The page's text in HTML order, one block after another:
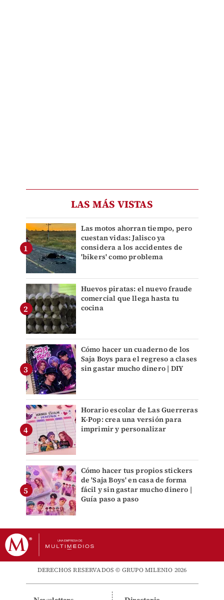
LAS MÁS VISTAS
Las motos ahorran tiempo, pero
cuestan vidas: Jalisco ya
considera a los accidentes de
'bikers' como problema
Huevos piratas: el nuevo fraude
comercial que llega hasta tu
cocina
Cómo hacer un cuaderno de los
Saja Boys para el regreso a clases
sin gastar mucho dinero | DIY
Horario escolar de Las Guerreras
K-Pop: crea una versión para
imprimir y personalizar
Cómo hacer tus propios stickers
de 'Saja Boys' en casa de forma
fácil y sin gastar mucho dinero |
Guía paso a paso
DERECHOS RESERVADOS © GRUPO MILENIO 2026